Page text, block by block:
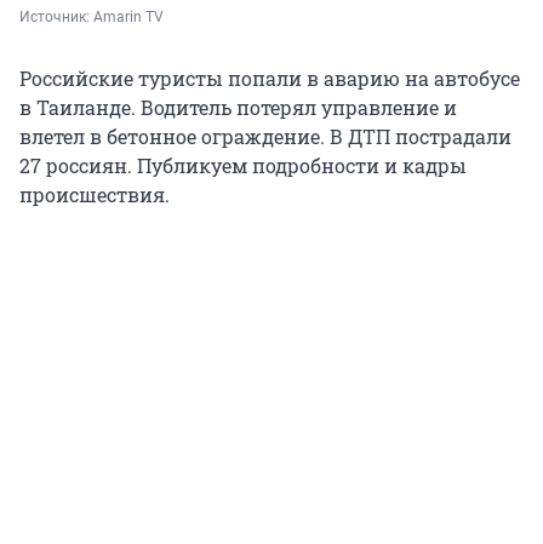
Источник: Amarin TV
Российские туристы попали в аварию на автобусе
в Таиланде. Водитель потерял управление и
влетел в бетонное ограждение. В ДТП пострадали
27 россиян. Публикуем подробности и кадры
происшествия.